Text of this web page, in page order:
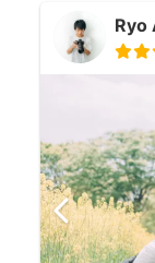
Ryo